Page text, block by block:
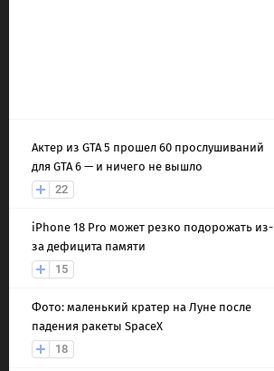
Актер из GTA 5 прошел 60 прослушиваний
для GTA 6 — и ничего не вышло
22
iPhone 18 Pro может резко подорожать из-
за дефицита памяти
15
Фото: маленький кратер на Луне после
падения ракеты SpaceX
18